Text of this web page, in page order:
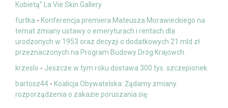
Kobietą” La Vie Skin Gallery
furtka - Konferencja premiera Mateusza Morawieckiego na
temat zmiany ustawy o emeryturach i rentach dla
urodzonych w 1953 oraz decyzji o dodatkowych 21 mld zł
przeznaczonych na Program Budowy Dróg Krajowch.
krzeslo - Jeszcze w tym roku dostawa 300 tys. szczepionek.
bartosz44 - Koalicja Obywatelska: Żądamy zmiany
rozporządzenia o zakazie poruszania się